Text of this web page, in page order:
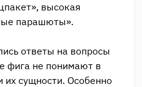
высокая
парашюты».
ответы на вопросы
фига не понимают в
их сущности. Особенно